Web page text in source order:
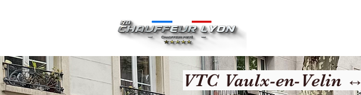
VTC Vaulx-en-Velin